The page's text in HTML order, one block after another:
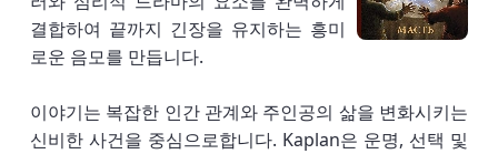
결합하여 끝까지 긴장을 유지하는 흥미
로운 음모를 만듭니다.
이야기는 복잡한 인간 관계와 주인공의 삶을 변화시키는
신비한 사건을 중심으로합니다. Kaplan은 운명, 선택 및